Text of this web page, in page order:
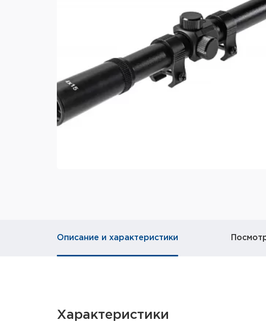
Описание и характеристики
Характеристики